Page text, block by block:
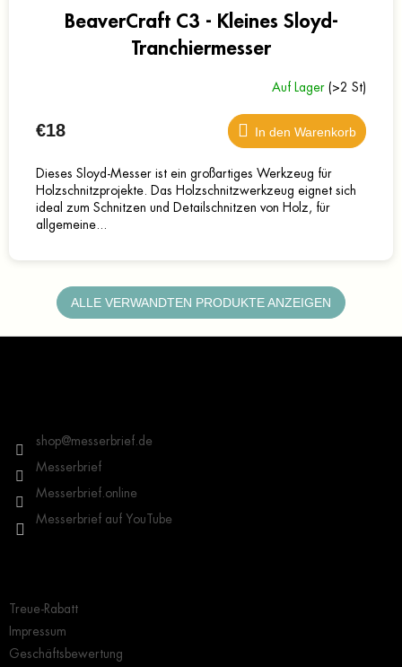
BeaverCraft C3 - Kleines Sloyd-
Tranchiermesser
Auf Lager (>2 St)
€18 In den Warenkorb
Dieses Sloyd-Messer ist ein großartiges Werkzeug für
Holzschnitzprojekte. Das Holzschnitzwerkzeug eignet sich
ideal zum Schnitzen und Detailschnitzen von Holz, für
allgemeine...
ALLE VERWANDTEN PRODUKTE ANZEIGEN
shop@messerbrief.de
Messerbrief
Messerbrief.online
Messerbrief auf YouTube
Treue-Rabatt
Impressum
Geschäftsbewertung